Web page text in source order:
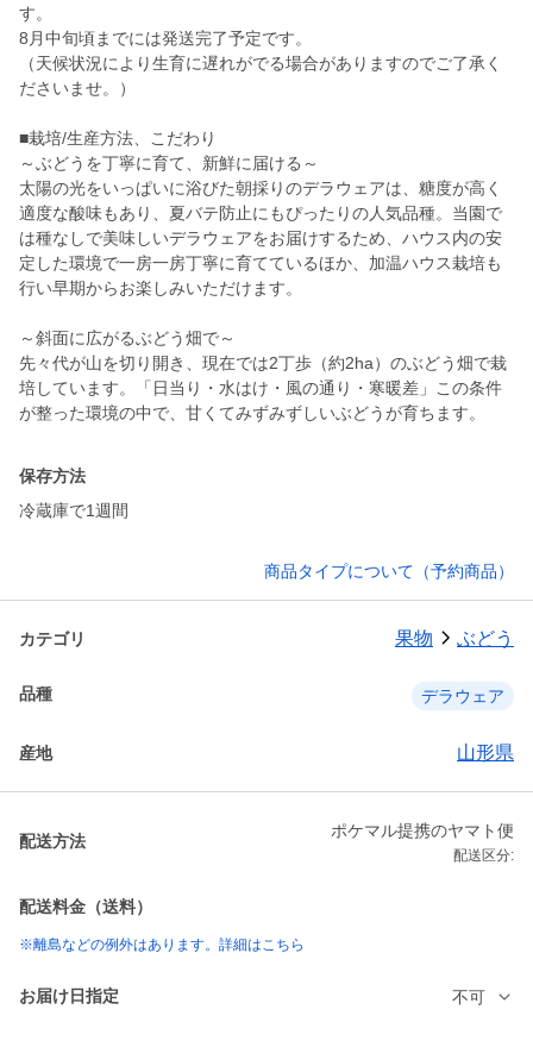
す。
8月中旬頃までには発送完了予定です。
（天候状況により生育に遅れがでる場合がありますのでご了承く
ださいませ。）
■栽培/生産方法、こだわり
～ぶどうを丁寧に育て、新鮮に届ける～
太陽の光をいっぱいに浴びた朝採りのデラウェアは、糖度が高く
適度な酸味もあり、夏バテ防止にもぴったりの人気品種。当園で
は種なしで美味しいデラウェアをお届けするため、ハウス内の安
定した環境で一房一房丁寧に育てているほか、加温ハウス栽培も
行い早期からお楽しみいただけます。
～斜面に広がるぶどう畑で～
先々代が山を切り開き、現在では2丁歩（約2ha）のぶどう畑で栽
培しています。「日当り・水はけ・風の通り・寒暖差」この条件
保存方法
冷蔵庫で1週間
商品タイプについて（予約商品）
カテゴリ 果物 ぶどう
品種 デラウェア
産地 山形県
配送方法
ポケマル提携のヤマト便
配送区分:
配送料金（送料）
※離島などの例外はあります。詳細はこちら
お届け日指定 不可